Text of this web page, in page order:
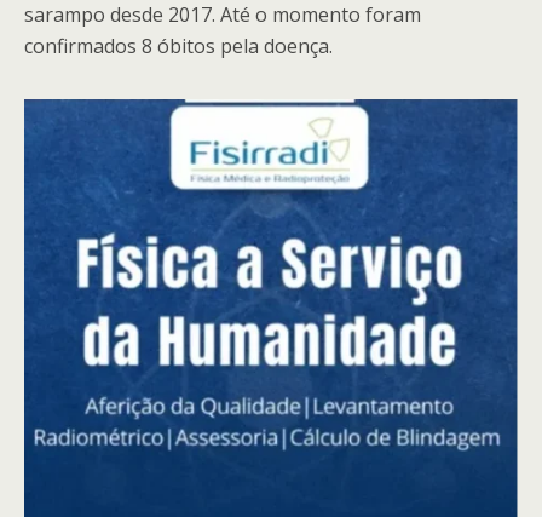
sarampo desde 2017. Até o momento foram
confirmados 8 óbitos pela doença.